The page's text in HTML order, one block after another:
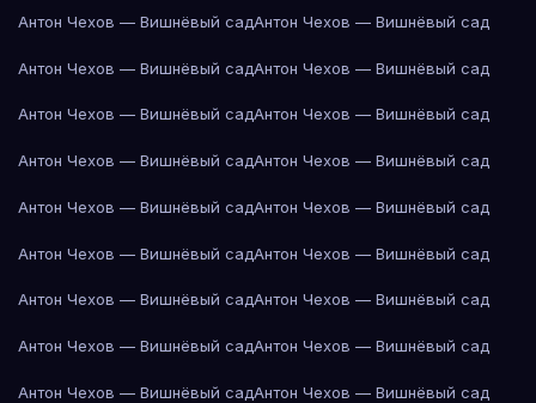
Антон Чехов — Вишнёвый садАнтон Чехов — Вишнёвый сад
Антон Чехов — Вишнёвый садАнтон Чехов — Вишнёвый сад
Антон Чехов — Вишнёвый садАнтон Чехов — Вишнёвый сад
Антон Чехов — Вишнёвый садАнтон Чехов — Вишнёвый сад
Антон Чехов — Вишнёвый садАнтон Чехов — Вишнёвый сад
Антон Чехов — Вишнёвый садАнтон Чехов — Вишнёвый сад
Антон Чехов — Вишнёвый садАнтон Чехов — Вишнёвый сад
Антон Чехов — Вишнёвый садАнтон Чехов — Вишнёвый сад
Антон Чехов — Вишнёвый садАнтон Чехов — Вишнёвый сад